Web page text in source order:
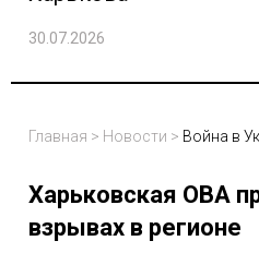
30.07.2026
Главная > Новости > Война в
Харьковская ОВА
взрывах в регионе